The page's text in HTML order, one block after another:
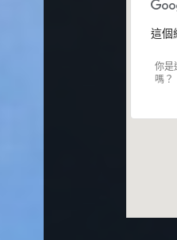
這個
你是
嗎？